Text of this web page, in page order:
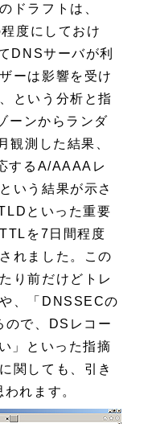
ドラフトは、
度にしておけ
DNSサーバが利
ーは影響を受け
という分析と指
ーンからランダ
観測した結果、
するA/AAAAレ
いう結果が示さ
といった重要
を7日間程度
れました。この
り前だけどトレ
、「DNSSECの
ので、DSレコー
」といった指摘
関しても、引き
れます。